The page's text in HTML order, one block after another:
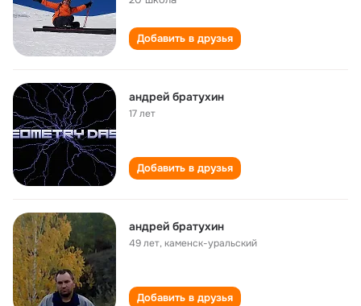
Добавить в друзья
андрей братухин
17 лет
Добавить в друзья
андрей братухин
49 лет,каменск-уральский
Добавить в друзья